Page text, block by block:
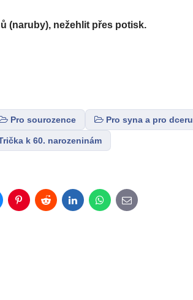
(naruby), nežehlit přes potisk.
Pro sourozence Pro syna a pro dceru
k 60. narozeninám
PinterestRedditLinkedInWhatsApp
E-
mail